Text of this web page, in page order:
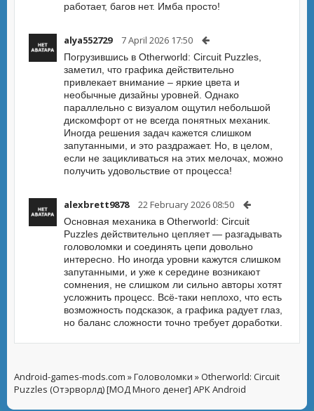
работает, багов нет. Имба просто!
alya552729 7 April 2026 17:50
Погрузившись в Otherworld: Circuit Puzzles,
заметил, что графика действительно
привлекает внимание – яркие цвета и
необычные дизайны уровней. Однако
параллельно с визуалом ощутил небольшой
дискомфорт от не всегда понятных механик.
Иногда решения задач кажется слишком
запутанными, и это раздражает. Но, в целом,
если не зацикливаться на этих мелочах, можно
получить удовольствие от процесса!
alexbrett9878 22 February 2026 08:50
Основная механика в Otherworld: Circuit
Puzzles действительно цепляет — разгадывать
головоломки и соединять цепи довольно
интересно. Но иногда уровни кажутся слишком
запутанными, и уже к середине возникают
сомнения, не слишком ли сильно авторы хотят
усложнить процесс. Всё-таки неплохо, что есть
возможность подсказок, а графика радует глаз,
но баланс сложности точно требует доработки.
Android-games-mods.com »Головоломки » Otherworld: Circuit
Puzzles (Отэрворлд) [МОД Много денег] APK Android